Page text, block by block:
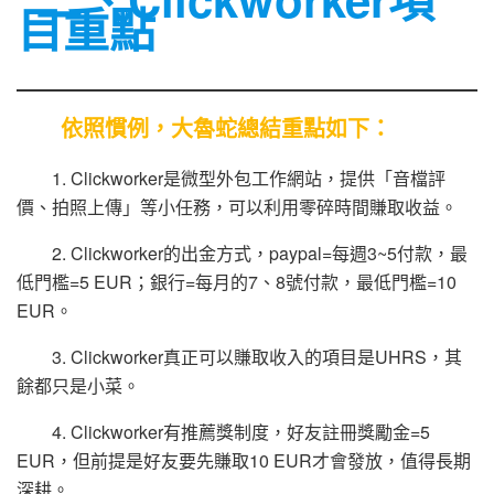
目重點
依照慣例，大魯蛇總結重點如下：
1. Clickworker是微型外包工作網站，提供「音檔評
價、拍照上傳」等小任務，可以利用零碎時間賺取收益。
2. Clickworker的出金方式，paypal=每週3~5付款，最
低門檻=5 EUR；銀行=每月的7、8號付款，最低門檻=10
EUR。
3. Clickworker真正可以賺取收入的項目是UHRS，其
餘都只是小菜。
4. Clickworker有推薦獎制度，好友註冊獎勵金=5
EUR，但前提是好友要先賺取10 EUR才會發放，值得長期